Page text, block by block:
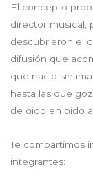
El concepto
director musical,
descubrieron el
difusión que
que nació sin
hasta las que
de oido en oido
Te compartimos
integrantes: